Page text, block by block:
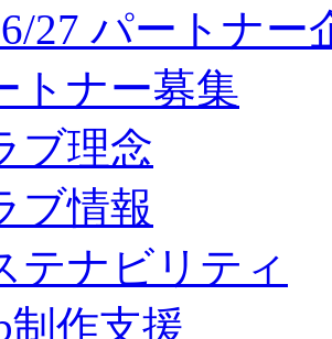
27 パートナー
トナー募集
ブ理念
ブ情報
テナビリティ
制作支援